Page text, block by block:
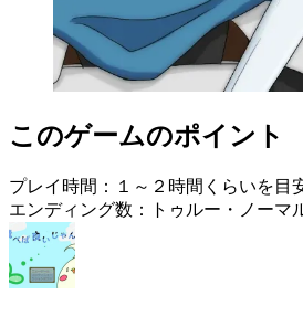
このゲームのポイント
プレイ時間：１～２時間くらいを目
エンディング数：トゥルー・ノーマ